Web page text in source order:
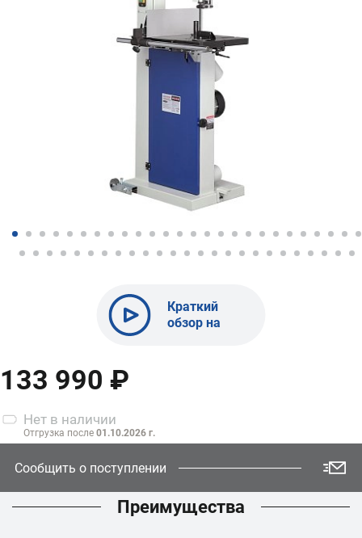
Краткий
обзор на
133 990 ₽
Нет в наличии
Отгрузка после 01.10.2026 г.
Сообщить о поступлении
Преимущества